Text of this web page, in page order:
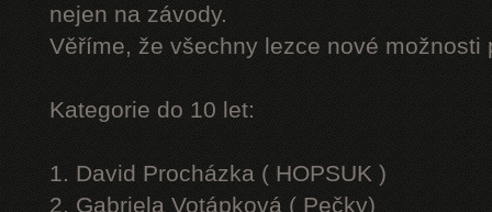
nejen na závody.
Věříme, že všechny lezce nové možnosti
Kategorie do 10 let:
1. David Procházka ( HOPSUK )
2. Gabriela Votápková ( Pečky)